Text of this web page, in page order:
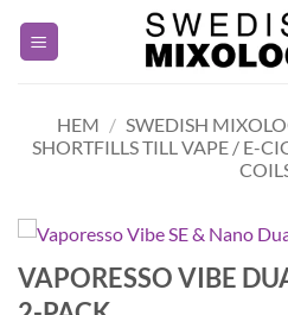
HEM / SWEDISH
SHORTFILLS TILL VAPE / E-
VAPORESSO VIBE